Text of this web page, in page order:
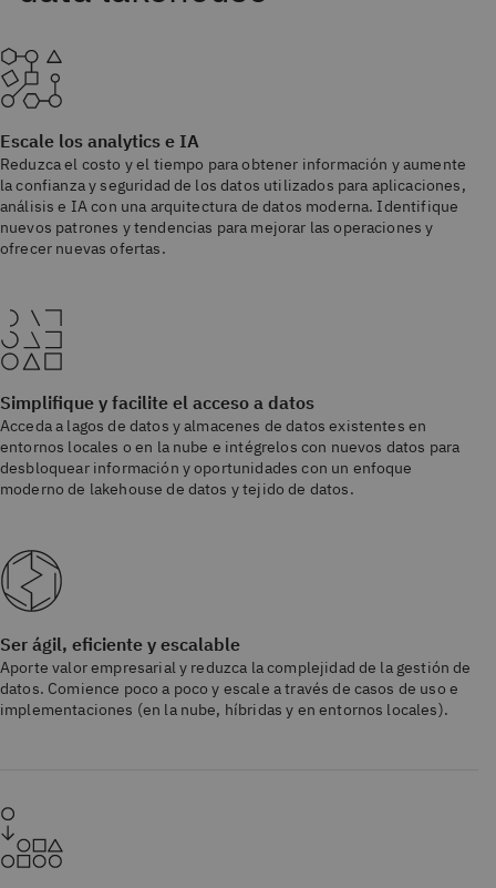
Escale los analytics e IA
Reduzca el costo y el tiempo para obtener información y aumente
la confianza y seguridad de los datos utilizados para aplicaciones,
análisis e IA con una arquitectura de datos moderna. Identifique
nuevos patrones y tendencias para mejorar las operaciones y
ofrecer nuevas ofertas.
Simplifique y facilite el acceso a datos
Acceda a lagos de datos y almacenes de datos existentes en
entornos locales o en la nube e intégrelos con nuevos datos para
desbloquear información y oportunidades con un enfoque
moderno de lakehouse de datos y tejido de datos.
Ser ágil, eficiente y escalable
Aporte valor empresarial y reduzca la complejidad de la gestión de
datos. Comience poco a poco y escale a través de casos de uso e
implementaciones (en la nube, híbridas y en entornos locales).